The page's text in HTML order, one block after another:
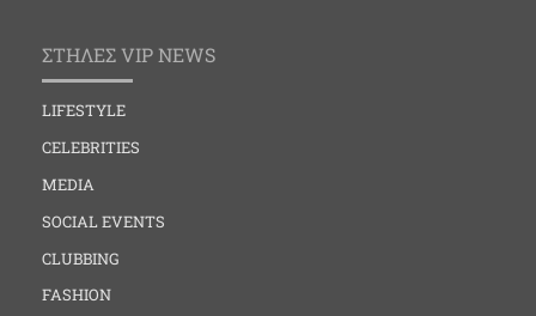
ΣΤΗΛΕΣ VIP NEWS
LIFESTYLE
CELEBRITIES
MEDIA
SOCIAL EVENTS
CLUBBING
FASHION